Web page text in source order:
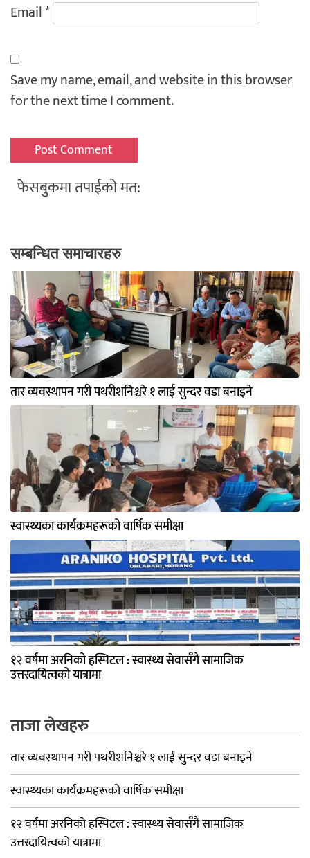
Email*
Save my name, email, and website in this browser
for the next time I comment.
फेसबुकमा तपाईको मत:
सम्बन्धित समाचारहरु
तार व्यवस्थापन गरी पथरीशनिश्चरे १ लाई सुन्दर वडा बनाइने
स्वास्थ्यका कार्यक्रमहरूको वार्षिक समीक्षा
१२ वर्षमा अरनिको हस्पिटल : स्वास्थ्य सेवासँगै सामाजिक
उत्तरदायित्वको यात्रामा
ताजा लेखहरु
तार व्यवस्थापन गरी पथरीशनिश्चरे १ लाई सुन्दर वडा बनाइने
स्वास्थ्यका कार्यक्रमहरूको वार्षिक समीक्षा
१२ वर्षमा अरनिको हस्पिटल : स्वास्थ्य सेवासँगै सामाजिक
उत्तरदायित्वको यात्रामा